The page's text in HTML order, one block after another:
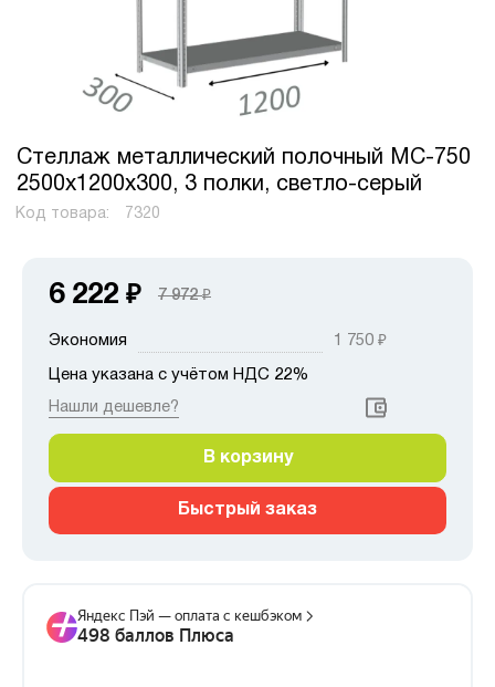
Стеллаж металлический полочный МС-750
2500х1200х300, 3 полки, светло-серый
Код товара: 7320
6 222 ₽ 7 972₽
Экономия 1 750 ₽
Цена указана с учётом НДС 22%
Нашли дешевле?
В корзину
Быстрый заказ